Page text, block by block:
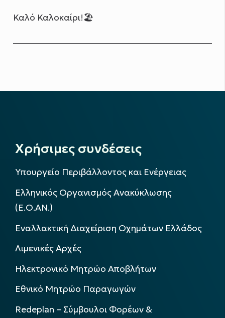
Καλό Καλοκαίρι!🏖️
Χρήσιμες συνδέσεις
Υπουργείο Περιβάλλοντος και Ενέργειας
Ελληνικός Οργανισμός Ανακύκλωσης
(Ε.Ο.ΑΝ.)
Εναλλακτική Διαχείριση Οχημάτων Ελλάδος
Λιμενικές Αρχές
Ηλεκτρονικό Μητρώο Αποβλήτων
Εθνικό Μητρώο Παραγωγών
Redeplan – Σύμβουλοι Φορέων &